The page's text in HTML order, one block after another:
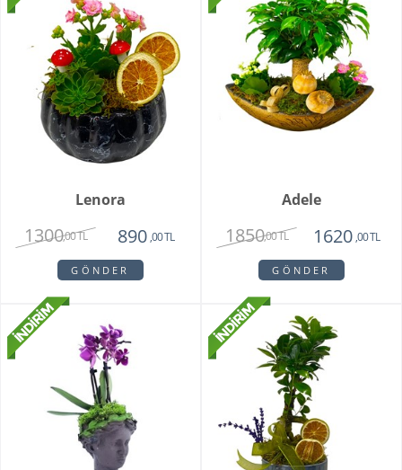
Lenora
1300,00 TL 890 ,00 TL
GÖNDER
Adele
1850,00 TL 1620 ,00 TL
GÖNDER